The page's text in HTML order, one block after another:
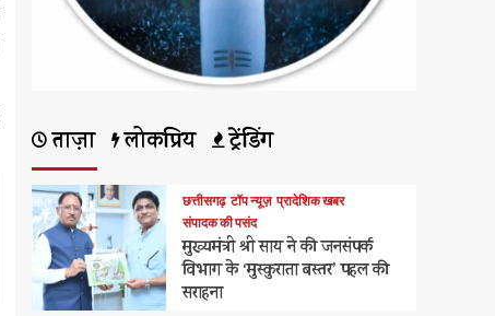
ताज़ा लोकप्रिय ट्रेंडिंग
छत्तीसगढ़ टॉप न्यूज़ प्रादेशिक खबर
संपादक की पसंद
मुख्यमंत्री श्री साय ने की जनसंपर्क
विभाग के ‘मुस्कुराता बस्तर’ पहल की
सराहना